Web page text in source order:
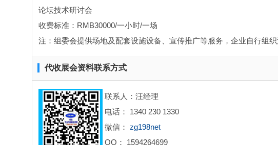
论坛技术研讨会
收费标准：RMB30000/一小时/一场
注：组委会提供场地及配套设施设备、宣传推广等服务，企业自行组织
代收展会资料联系方式
联系人：汪经理
电话： 1340 230 1330
微信： zg198net
QQ： 1594264699